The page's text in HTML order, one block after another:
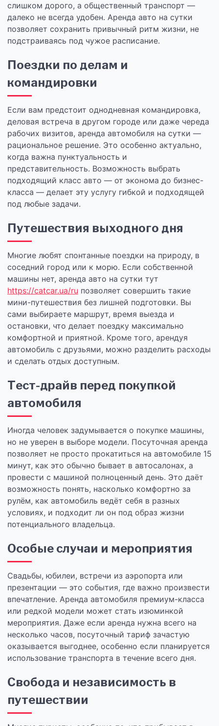
слишком дорого, а общественный транспорт —
далеко не всегда удобен. Аренда авто на сутки
позволяет сохранить привычный ритм жизни, не
подстраиваясь под чужое расписание.
Поездки по делам и
командировки
Если вам предстоит однодневная командировка,
деловая встреча в другом городе или даже череда
рабочих визитов, аренда автомобиля на сутки —
рациональное решение. Это особенно актуально,
когда важна пунктуальность и
представительность. Возможность выбрать
подходящий класс авто — от эконома до бизнес-
класса — делает эту услугу гибкой и подходящей
под любые задачи.
Путешествия выходного дня
Многие любят спонтанные поездки на природу, в
соседний город или к морю. Если собственной
машины нет, аренда авто на сутки тут
https://catcar.ua/ru позволяет совершить такие
мини-путешествия без лишней подготовки. Вы
сами выбираете маршрут, время выезда и
остановки, что делает поездку максимально
комфортной и приятной. Кроме того, арендуя
автомобиль с друзьями, можно разделить расходы
и сделать отдых доступным.
Тест-драйв перед покупкой
автомобиля
Иногда человек задумывается о покупке машины,
но не уверен в выборе модели. Посуточная аренда
позволяет не просто прокатиться на автомобиле 15
минут, как это обычно бывает в автосалонах, а
провести с машиной полноценный день. Это даёт
возможность понять, насколько комфортно за
рулём, как автомобиль ведёт себя в разных
условиях, и подходит ли он под образ жизни
потенциального владельца.
Особые случаи и мероприятия
Свадьбы, юбилеи, встречи из аэропорта или
презентации — это события, где важно произвести
впечатление. Аренда автомобиля премиум-класса
или редкой модели может стать изюминкой
мероприятия. Даже если аренда нужна всего на
несколько часов, посуточный тариф зачастую
оказывается выгоднее, особенно если планируется
использование транспорта в течение всего дня.
Свобода и независимость в
путешествии